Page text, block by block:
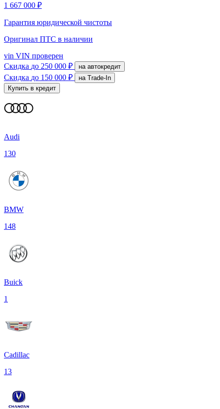
1 667 000 ₽
Гарантия юридической чистоты
Оригинал ПТС в наличии
vin VIN проверен
Скидка до 250 000 ₽ на автокредит
Скидка до 150 000 ₽
на Trade-In
Купить в кредит
Audi
130
BMW
148
Buick
1
Cadillac
13